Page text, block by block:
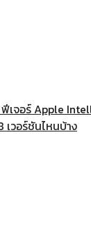
เจอร์ Apple
เวอร์ชันไหนบ้าง